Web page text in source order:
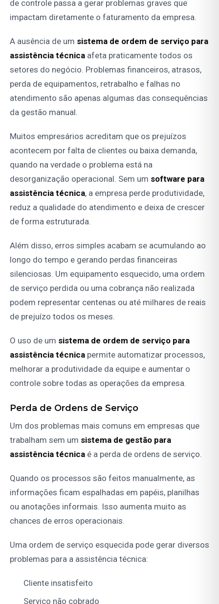
de controle passa a gerar problemas graves que
impactam diretamente o faturamento da empresa.
A ausência de um sistema de ordem de serviço para
assistência técnica afeta praticamente todos os
setores do negócio. Problemas financeiros, atrasos,
perda de equipamentos, retrabalho e falhas no
atendimento são apenas algumas das consequências
da gestão manual.
Muitos empresários acreditam que os prejuízos
acontecem por falta de clientes ou baixa demanda,
quando na verdade o problema está na
desorganização operacional. Sem um software para
assistência técnica, a empresa perde produtividade,
reduz a qualidade do atendimento e deixa de crescer
de forma estruturada.
Além disso, erros simples acabam se acumulando ao
longo do tempo e gerando perdas financeiras
silenciosas. Um equipamento esquecido, uma ordem
de serviço perdida ou uma cobrança não realizada
podem representar centenas ou até milhares de reais
de prejuízo todos os meses.
O uso de um sistema de ordem de serviço para
assistência técnica permite automatizar processos,
melhorar a produtividade da equipe e aumentar o
controle sobre todas as operações da empresa.
Perda de Ordens de Serviço
Um dos problemas mais comuns em empresas que
trabalham sem um sistema de gestão para
assistência técnica é a perda de ordens de serviço.
Quando os processos são feitos manualmente, as
informações ficam espalhadas em papéis, planilhas
ou anotações informais. Isso aumenta muito as
chances de erros operacionais.
Uma ordem de serviço esquecida pode gerar diversos
problemas para a assistência técnica:
Cliente insatisfeito
Serviço não cobrado